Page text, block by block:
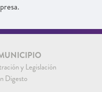
y Legislación
Digesto